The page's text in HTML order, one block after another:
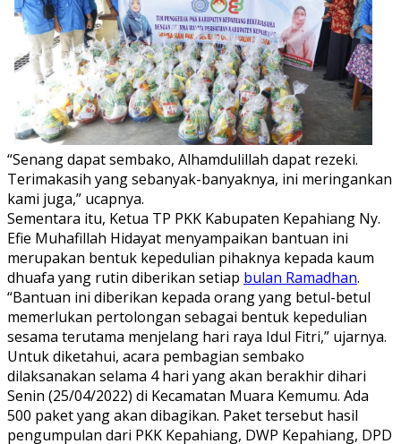
“Senang dapat sembako, Alhamdulillah dapat rezeki.
Terimakasih yang sebanyak-banyaknya, ini meringankan
kami juga,” ucapnya.
Sementara itu, Ketua TP PKK Kabupaten Kepahiang Ny.
Efie Muhafillah Hidayat menyampaikan bantuan ini
merupakan bentuk kepedulian pihaknya kepada kaum
dhuafa yang rutin diberikan setiap bulan Ramadhan.
“Bantuan ini diberikan kepada orang yang betul-betul
memerlukan pertolongan sebagai bentuk kepedulian
sesama terutama menjelang hari raya Idul Fitri,” ujarnya.
Untuk diketahui, acara pembagian sembako
dilaksanakan selama 4 hari yang akan berakhir dihari
Senin (25/04/2022) di Kecamatan Muara Kemumu. Ada
500 paket yang akan dibagikan. Paket tersebut hasil
pengumpulan dari PKK Kepahiang, DWP Kepahiang, DPD